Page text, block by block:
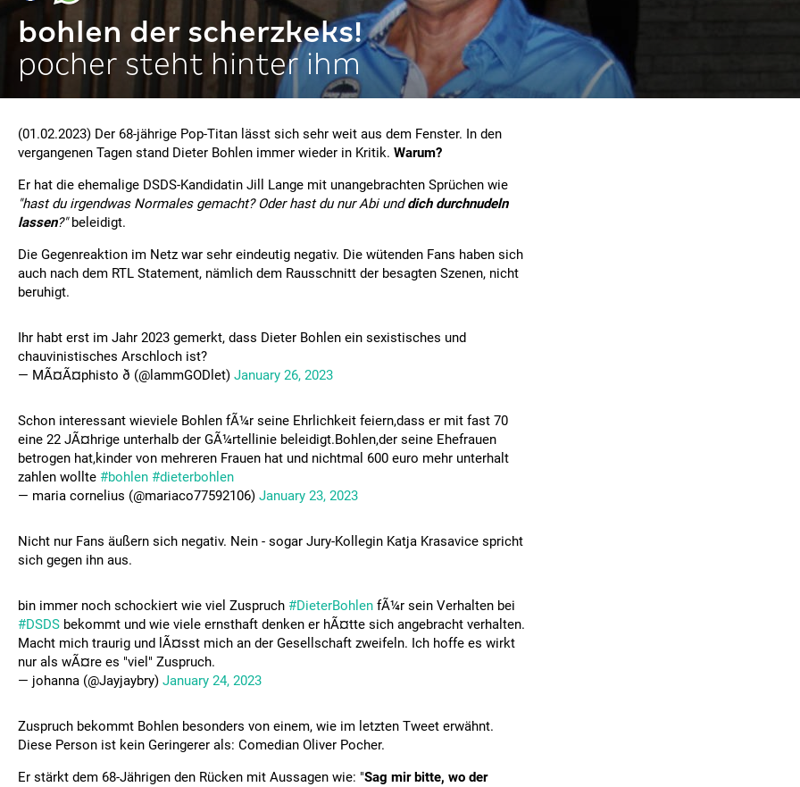
bohlen der scherzkeks!
pocher steht hinter ihm
(01.02.2023) Der 68-jährige Pop-Titan lässt sich sehr weit aus dem Fenster. In den
vergangenen Tagen stand Dieter Bohlen immer wieder in Kritik. Warum?
Er hat die ehemalige DSDS-Kandidatin Jill Lange mit unangebrachten Sprüchen wie
"hast du irgendwas Normales gemacht? Oder hast du nur Abi unddich durchnudeln
lassen?"beleidigt.
Die Gegenreaktion im Netz war sehr eindeutig negativ. Die wütenden Fans haben sich
auch nach dem RTL Statement, nämlich dem Rausschnitt der besagten Szenen, nicht
beruhigt.
Ihr habt erst im Jahr 2023 gemerkt, dass Dieter Bohlen ein sexistisches und
chauvinistisches Arschloch ist?
— MÃ¤Ã¤phisto ð (@lammGODlet) January 26, 2023
Schon interessant wieviele Bohlen fÃ¼r seine Ehrlichkeit feiern,dass er mit fast 70
eine 22 JÃ¤hrige unterhalb der GÃ¼rtellinie beleidigt.Bohlen,der seine Ehefrauen
betrogen hat,kinder von mehreren Frauen hat und nichtmal 600 euro mehr unterhalt
zahlen wollte #bohlen #dieterbohlen
— maria cornelius (@mariaco77592106) January 23, 2023
Nicht nur Fans äußern sich negativ. Nein - sogar Jury-Kollegin Katja Krasavice spricht
sich gegen ihn aus.
bin immer noch schockiert wie viel Zuspruch #DieterBohlen fÃ¼r sein Verhalten bei
#DSDS bekommt und wie viele ernsthaft denken er hÃ¤tte sich angebracht verhalten.
Macht mich traurig und lÃ¤sst mich an der Gesellschaft zweifeln. Ich hoffe es wirkt
nur als wÃ¤re es "viel" Zuspruch.
— johanna (@Jayjaybry) January 24, 2023
Zuspruch bekommt Bohlen besonders von einem, wie im letzten Tweet erwähnt.
Diese Person ist kein Geringerer als: Comedian Oliver Pocher.
Er stärkt dem 68-Jährigen den Rücken mit Aussagen wie: "Sag mir bitte, wo der